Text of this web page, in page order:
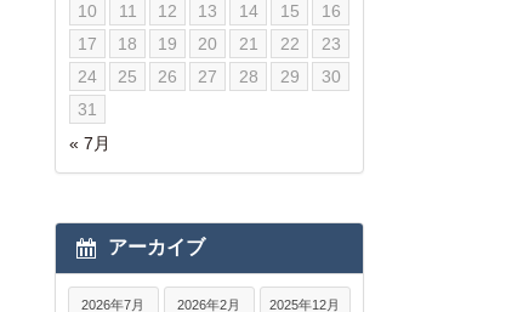
« 7月
10
11 12 13 14 15
16
17
18 19 20 21 22
23
24
25 26 27 28 29
30
31
アーカイブ
2026年7月 2026年2月 2025年12月